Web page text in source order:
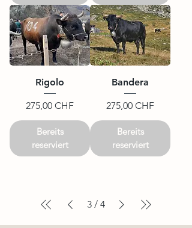
Rigolo
Preis
275,00 CHF
Bereits
reserviert
Bandera
Preis
275,00 CHF
Bereits
reserviert
3 / 4